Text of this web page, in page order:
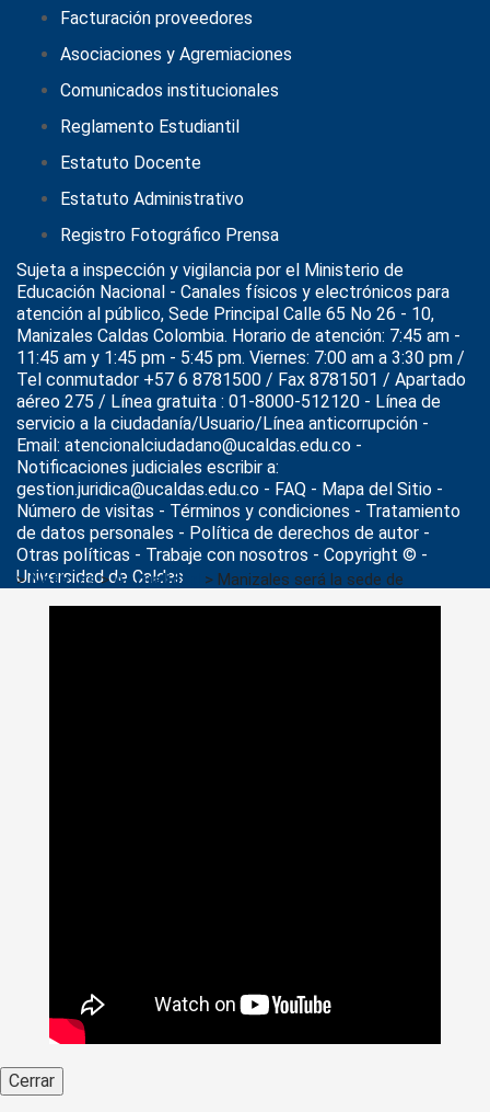
>Noticias>Actualidad > Manizales será la sede de
Colombia 5.0 en 2026, el encuentro de ecosistemas digitales
Facturación proveedores
Asociaciones y Agremiaciones
Comunicados institucionales
Reglamento Estudiantil
Estatuto Docente
Estatuto Administrativo
Registro Fotográfico Prensa
Sujeta a inspección y vigilancia por el Ministerio de
Educación Nacional - Canales físicos y electrónicos para
atención al público, Sede Principal Calle 65 No 26 - 10,
Manizales Caldas Colombia. Horario de atención: 7:45 am -
11:45 am y 1:45 pm - 5:45 pm. Viernes: 7:00 am a 3:30 pm /
Tel conmutador +57 6 8781500 / Fax 8781501 / Apartado
aéreo 275 / Línea gratuita : 01-8000-512120 - Línea de
servicio a la ciudadanía/Usuario/Línea anticorrupción -
Email: atencionalciudadano@ucaldas.edu.co -
Notificaciones judiciales escribir a:
gestion.juridica@ucaldas.edu.co - FAQ - Mapa del Sitio -
Número de visitas - Términos y condiciones - Tratamiento
de datos personales - Política de derechos de autor -
Otras políticas - Trabaje con nosotros - Copyright © -
Universidad de Caldas
Cerrar